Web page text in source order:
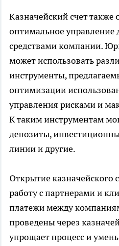
Казначейский счет также
оптимальное
средствами компании.
может использовать
инструменты,
оптимизации
управления рисками и
К таким инструментам
депозиты,
линии и другие.
Открытие казначейского
работу с партнерами и
платежи между
проведены через
упрощает процесс и